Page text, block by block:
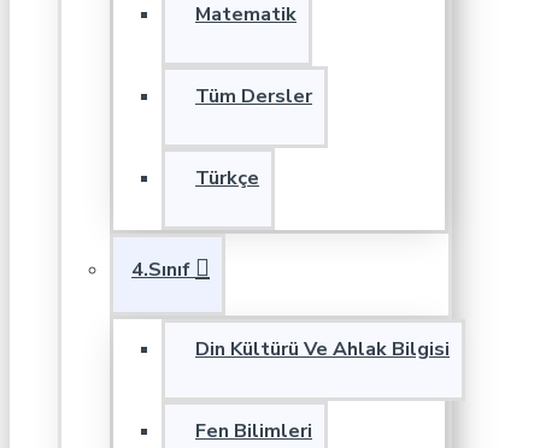
Matematik
Tüm Dersler
Türkçe
4.Sınıf
Din Kültürü Ve Ahlak Bilgisi
Fen Bilimleri